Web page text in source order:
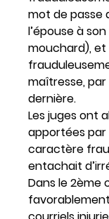
mot de passe
l’épouse à
mouchard), et
maîtresse,
dernière.
Les juges ont
apportées par
caractère
entachait
Dans le 2ème